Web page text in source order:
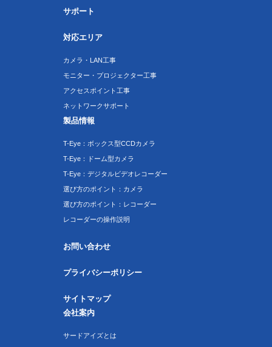
サポート
対応エリア
カメラ・LAN工事
モニター・プロジェクター工事
アクセスポイント工事
ネットワークサポート
製品情報
T-Eye：ボックス型CCDカメラ
T-Eye：ドーム型カメラ
T-Eye：デジタルビデオレコーダー
選び方のポイント：カメラ
選び方のポイント：レコーダー
レコーダーの操作説明
お問い合わせ
プライバシーポリシー
サイトマップ
会社案内
サードアイズとは